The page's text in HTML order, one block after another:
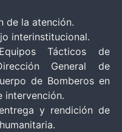
de la atención.
interinstitucional.
Tácticos de
General de
de Bomberos en
intervención.
y rendición de